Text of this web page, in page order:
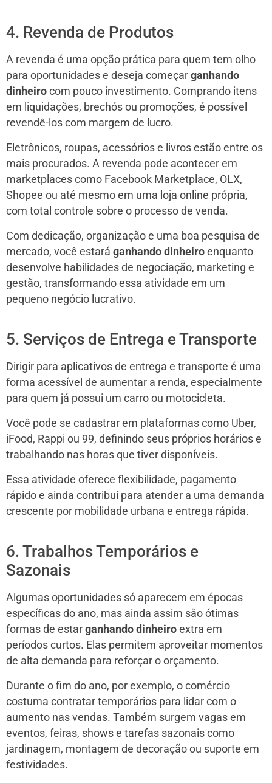
4. Revenda de Produtos
A revenda é uma opção prática para quem tem olho
para oportunidades e deseja começar ganhando
dinheiro com pouco investimento. Comprando itens
em liquidações, brechós ou promoções, é possível
revendê-los com margem de lucro.
Eletrônicos, roupas, acessórios e livros estão entre os
mais procurados. A revenda pode acontecer em
marketplaces como Facebook Marketplace, OLX,
Shopee ou até mesmo em uma loja online própria,
com total controle sobre o processo de venda.
Com dedicação, organização e uma boa pesquisa de
mercado, você estará ganhando dinheiro enquanto
desenvolve habilidades de negociação, marketing e
gestão, transformando essa atividade em um
pequeno negócio lucrativo.
5. Serviços de Entrega e Transporte
Dirigir para aplicativos de entrega e transporte é uma
forma acessível de aumentar a renda, especialmente
para quem já possui um carro ou motocicleta.
Você pode se cadastrar em plataformas como Uber,
iFood, Rappi ou 99, definindo seus próprios horários e
trabalhando nas horas que tiver disponíveis.
Essa atividade oferece flexibilidade, pagamento
rápido e ainda contribui para atender a uma demanda
crescente por mobilidade urbana e entrega rápida.
6. Trabalhos Temporários e
Sazonais
Algumas oportunidades só aparecem em épocas
específicas do ano, mas ainda assim são ótimas
formas de estar ganhando dinheiro extra em
períodos curtos. Elas permitem aproveitar momentos
de alta demanda para reforçar o orçamento.
Durante o fim do ano, por exemplo, o comércio
costuma contratar temporários para lidar com o
aumento nas vendas. Também surgem vagas em
eventos, feiras, shows e tarefas sazonais como
jardinagem, montagem de decoração ou suporte em
festividades.